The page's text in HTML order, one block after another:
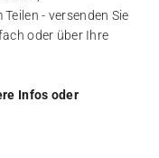
- versenden Sie
oder über Ihre
Infos oder